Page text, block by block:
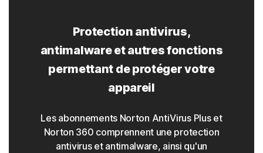
Protection antivirus,
antimalware et autres fonctions
permettant de protéger votre
appareil
Les abonnements Norton AntiVirus Plus et
Norton 360 comprennent une protection
antivirus et antimalware, ainsi qu'un